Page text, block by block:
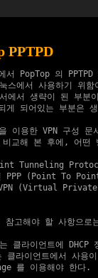
PPTPD
서 PopTop 의 PPTPD
스에서 사용하기 위
에서 생략이 된 부분
게 되어있는 부분은
이용한 VPN 구성 문
교해 본 후에, 어떤
Tunneling
PPP (Point To
(Virtual
고해야 할 사항으로
클라이언트에 DHCP
라이언트에서 사용
를 이용해야 한다.